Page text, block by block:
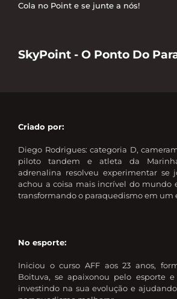
Cola no Point e se junte a nós!
SkyPoint - O Ponto Do
Criado por:
Diego Rodrigues: categoria D,
piloto tandem e atleta da
adrenalina resolveu experimentar se
achou a coisa mais incrível do mundo
transformando o paraquedismo em um
No esporte:
Iniciou o curso AFF aos 23 anos,
Boituva, se apaixonou pelo esporte
investindo na sua evolução e